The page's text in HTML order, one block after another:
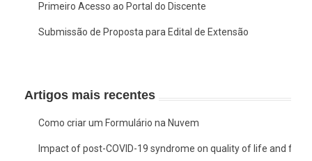
Primeiro Acesso ao Portal do Discente
Submissão de Proposta para Edital de Extensão
Artigos mais recentes
Como criar um Formulário na Nuvem
Impact of post-COVID-19 syndrome on quality of life and